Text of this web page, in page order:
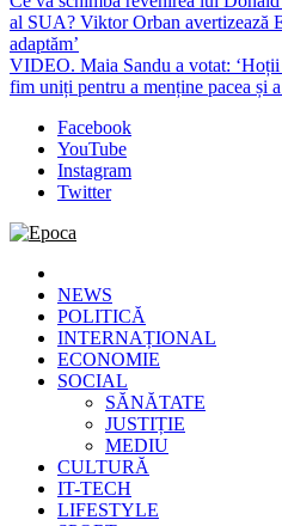
al SUA? Viktor Orban avertizează
adaptăm’
VIDEO. Maia Sandu a votat: ‘Hoții
fim uniți pentru a menține pacea și a
Facebook
YouTube
Instagram
Twitter
Epoca
Cele mai noi știri online din România
NEWS
POLITICĂ
INTERNAȚIONAL
ECONOMIE
SOCIAL
SĂNĂTATE
JUSTIȚIE
MEDIU
CULTURĂ
IT-TECH
LIFESTYLE